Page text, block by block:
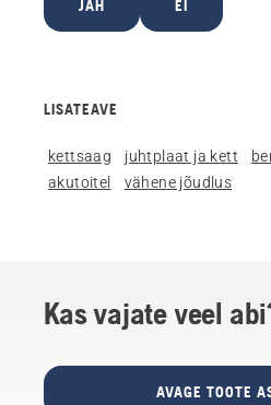
JAH EI
LISATEAVE
kettsaag juhtplaat ja kett
akutoitel
vähene jõudlus
Kas vajate veel
AVAGE TOOTE